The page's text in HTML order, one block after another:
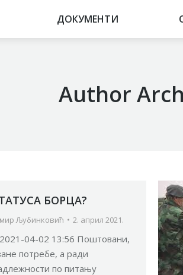
ДОКУМЕНТИ
Author
БОРЦА?
Љубинковић 2. април 2021.
2021-04-02 13:56 Поштовани,
потребе, а ради
по питању
ДОКУМЕНТИ